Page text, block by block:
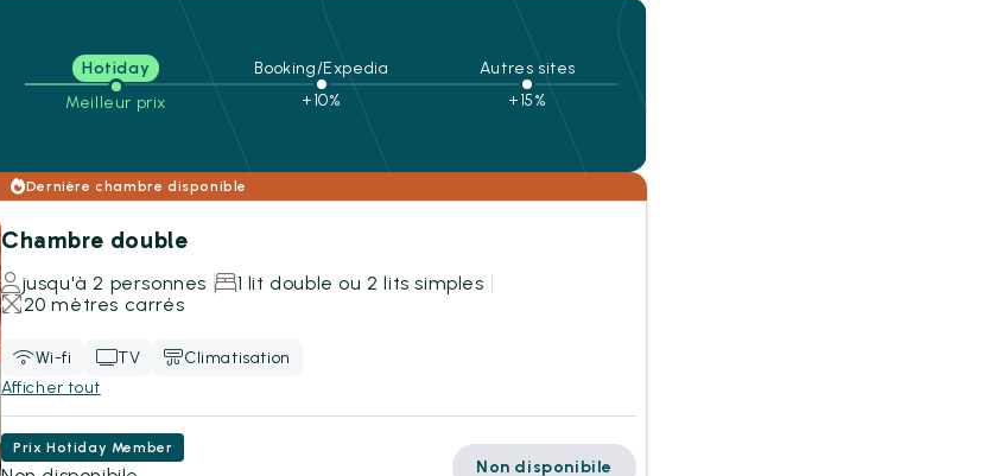
Hotiday
Meilleur prix
Booking/Expedia
+10%
Autres sites
+15%
Dernière chambre disponible
Chambre double
jusqu'à 2 personnes
1 lit double ou 2 lits simples
20 mètres carrés
Wi-fi TV
Climatisation
Afficher tout
Prix Hotiday Member
Non disponibile